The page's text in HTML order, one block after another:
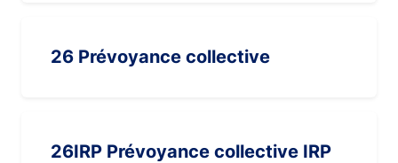
26 Prévoyance collective
26IRP Prévoyance collective IRP